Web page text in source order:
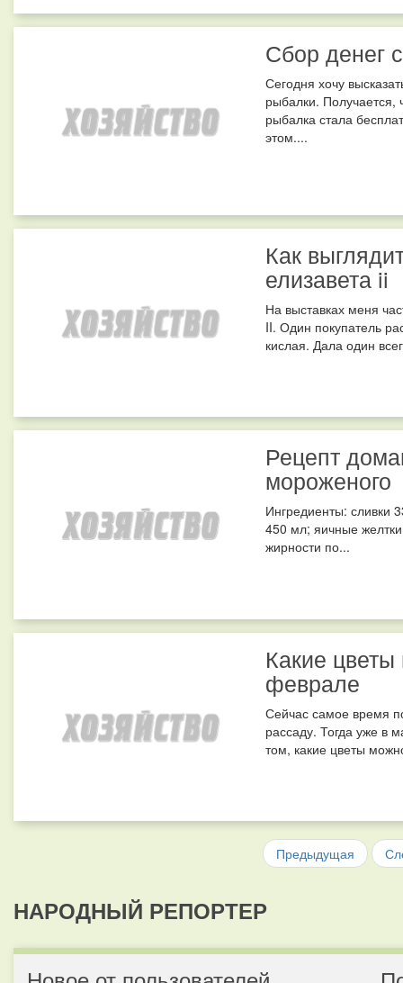
Сбор денег
Сегодня хочу
рыбалки. Получается,
рыбалка стала
этом....
Как
елизавета ii
На выставках меня
II. Один покупатель
кислая. Дала один
Рецепт
мороженого
Ингредиенты: сливки
450 мл; яичные
жирности по...
Какие
феврале
Сейчас самое время
рассаду. Тогда уже в
том, какие цветы
Предыдущая
НАРОДНЫЙ РЕПОРТЕР